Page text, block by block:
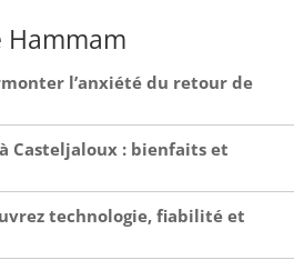
offre une protection contre la
automatique après 15 minutes
souci. Comprend un adaptateur
bien conçu comme cadeau idéal
s’agisse d’un anniversaire, d’un
occasion spéciale – un geste
et de promotion du bien-être.
Hammam
l’anxiété du retour de
Casteljaloux : bienfaits et
technologie, fiabilité et